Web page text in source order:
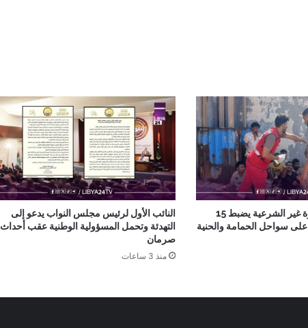
جهاز مكافحة الهجرة غير الشرعية يضبط 15
سواحل الحمامة والحنية
النائب الأول لرئيس مجلس النواب يدعو إلى
التهدئة وتحمل المسؤولية الوطنية عقب أحداث
صرمان
منذ 3 ساعات